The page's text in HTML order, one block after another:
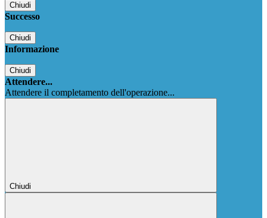
Chiudi
Successo
Chiudi
Informazione
Chiudi
Attendere...
Attendere il completamento dell'operazione...
Chiudi